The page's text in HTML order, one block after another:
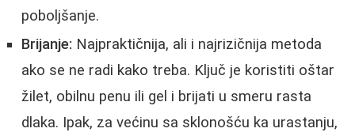
poboljšanje.
Brijanje: Najpraktičnija, ali i najrizičnija metoda
ako se ne radi kako treba. Ključ je koristiti oštar
žilet, obilnu penu ili gel i brijati u smeru rasta
dlaka. Ipak, za većinu sa sklonošću ka urastanju,